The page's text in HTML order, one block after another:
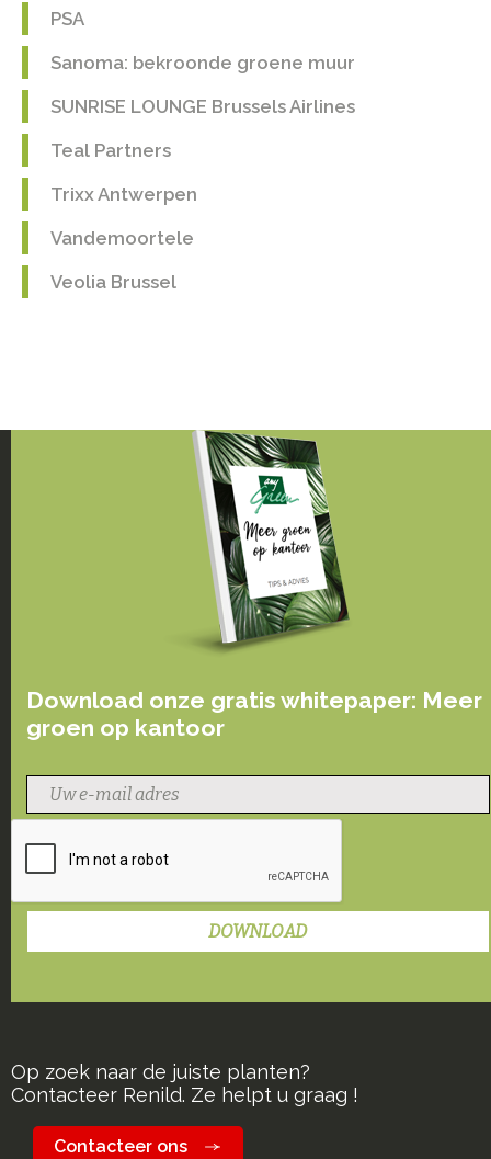
PSA
Sanoma: bekroonde groene muur
SUNRISE LOUNGE Brussels Airlines
Teal Partners
Trixx Antwerpen
Vandemoortele
Veolia Brussel
Download onze gratis whitepaper: Meer
groen op kantoor
Op zoek naar de juiste planten?
Contacteer Renild. Ze helpt u graag !
Contacteer ons